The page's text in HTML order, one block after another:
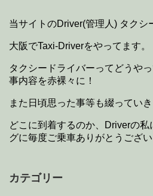
当サイトのDriver(管理人) タクシ
大阪でTaxi-Driverをやってます。
タクシードライバーってどうや
事内容を赤裸々に！
また日頃思った事等も綴っていき
どこに到着するのか、Driverの私
グに毎度ご乗車ありがとうござい
カテゴリー